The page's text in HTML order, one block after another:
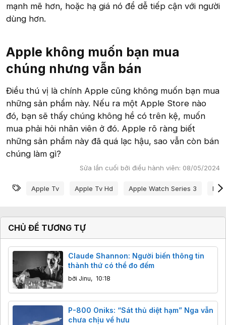
mạnh mẽ hơn, hoặc hạ giá nó để dễ tiếp cận với người
dùng hơn.
Apple không muốn bạn mua
chúng nhưng vẫn bán
Điều thú vị là chính Apple cũng không muốn bạn mua
những sản phẩm này. Nếu ra một Apple Store nào
đó, bạn sẽ thấy chúng không hề có trên kệ, muốn
mua phải hỏi nhân viên ở đó. Apple rõ ràng biết
những sản phẩm này đã quá lạc hậu, sao vẫn còn bán
chúng làm gì?
Sửa lần cuối bởi điều hành viên: 08/05/2024
Từ khóa
Apple Tv Apple Tv Hd Apple Watch Series 3
CHỦ ĐỀ TƯƠNG TỰ
Claude Shannon: Người biến thông tin
thành thứ có thể đo đếm
bởi Jinu, 10:18
P-800 Oniks: “Sát thủ diệt hạm” Nga vẫn
chưa chịu về hưu